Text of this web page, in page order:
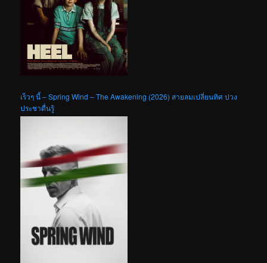
เร็วๆ นี้ – Spring Wind – The Awakening (2026) สายลมเปลี่ยนทิศ ปวง
ประชาตื่นรู้